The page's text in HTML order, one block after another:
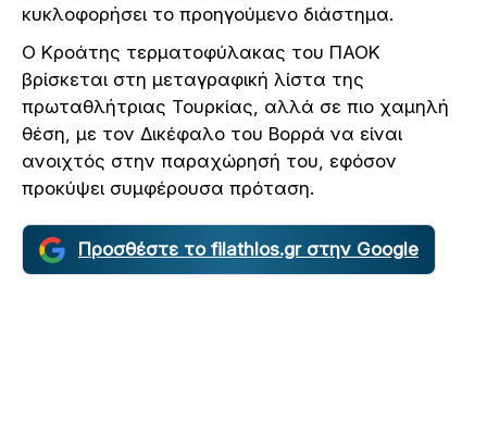
κυκλοφορήσει το προηγούμενο διάστημα.
Ο Κροάτης τερματοφύλακας του ΠΑΟΚ
βρίσκεται στη μεταγραφική λίστα της
πρωταθλήτριας Τουρκίας, αλλά σε πιο χαμηλή
θέση, με τον Δικέφαλο του Βορρά να είναι
ανοιχτός στην παραχώρησή του, εφόσον
προκύψει συμφέρουσα πρόταση.
Προσθέστε το filathlos.gr στην Google